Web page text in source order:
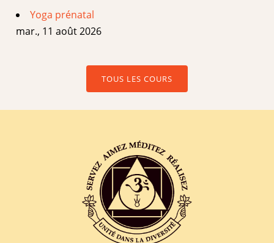
Yoga prénatal
mar., 11 août 2026
TOUS LES COURS